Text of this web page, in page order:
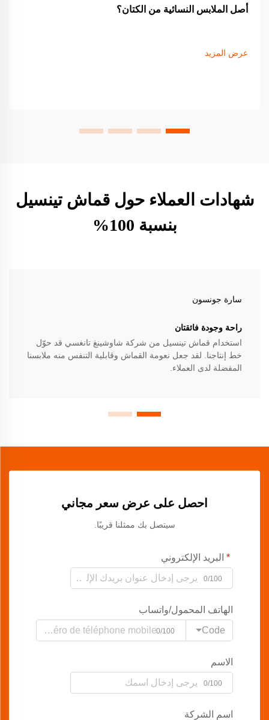
أصل الملابس النسائية من الكتان؟
عرض المزيد
شهادات العملاء حول قماش تينسيل
بنسبة 100%
سارة جونسون
راحة وجودة فائقتان
استخدام قماش تينسيل من شركة شاوشينغ تانغسي قد حوّل
خط إنتاجنا. لقد جعل نعومة القماش وقابلية التنفس منه ملابسنا
المفضلة لدى العملاء.
احصل على عرض سعر مجاني
سيتصل بك ممثلنا قريبًا.
البريد الإلكتروني
0/100
الهاتف المحمول/واتساب
Code
0/100
الاسم
0/100
اسم الشركة